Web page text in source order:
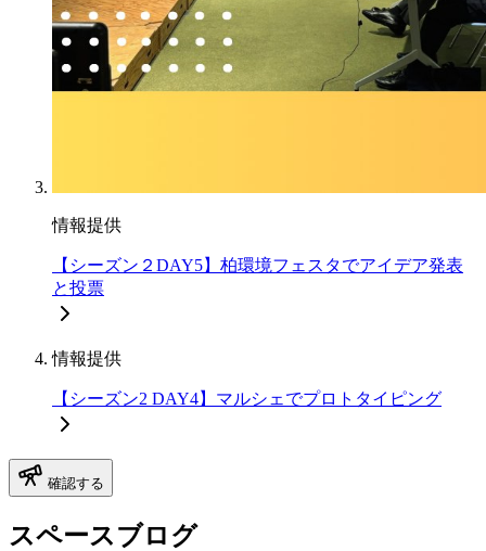
情報提供
【シーズン２DAY5】柏環境フェスタでアイデア発表
と投票
情報提供
【シーズン2 DAY4】マルシェでプロトタイピング
確認する
スペースブログ